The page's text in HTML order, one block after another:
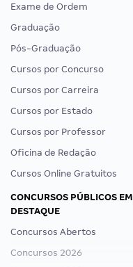
Exame de Ordem
Graduação
Pós-Graduação
Cursos por Concurso
Cursos por Carreira
Cursos por Estado
Cursos por Professor
Oficina de Redação
Cursos Online Gratuitos
CONCURSOS PÚBLICOS EM
DESTAQUE
Concursos Abertos
Concursos 2026